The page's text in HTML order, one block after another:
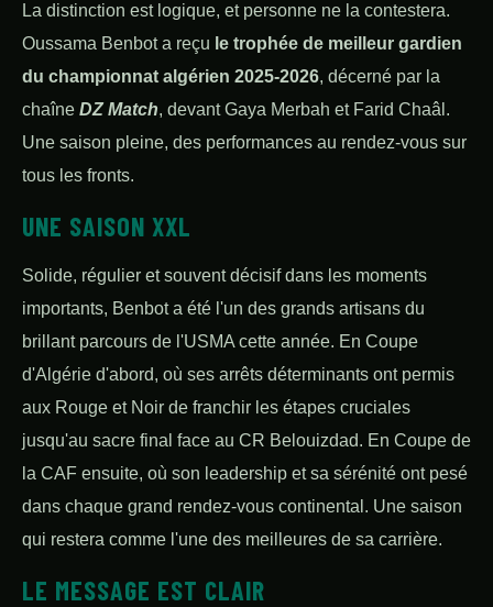
La distinction est logique, et personne ne la contestera.
Oussama Benbot a reçu le trophée de meilleur gardien
du championnat algérien 2025-2026, décerné par la
chaîne DZ Match, devant Gaya Merbah et Farid Chaâl.
Une saison pleine, des performances au rendez-vous sur
tous les fronts.
UNE SAISON XXL
Solide, régulier et souvent décisif dans les moments
importants, Benbot a été l'un des grands artisans du
brillant parcours de l'USMA cette année. En Coupe
d'Algérie d'abord, où ses arrêts déterminants ont permis
aux Rouge et Noir de franchir les étapes cruciales
jusqu'au sacre final face au CR Belouizdad. En Coupe de
la CAF ensuite, où son leadership et sa sérénité ont pesé
dans chaque grand rendez-vous continental. Une saison
qui restera comme l'une des meilleures de sa carrière.
LE MESSAGE EST CLAIR